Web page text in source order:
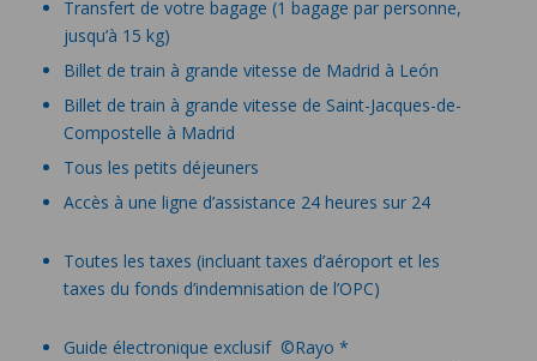
Transfert de votre bagage (1 bagage par personne,
jusqu’à 15 kg)
Billet de train à grande vitesse de Madrid à León
Billet de train à grande vitesse de Saint-Jacques-de-
Compostelle à Madrid
Tous les petits déjeuners
Accès à une ligne d’assistance 24 heures sur 24
Toutes les taxes (incluant taxes d’aéroport et les
taxes du fonds d’indemnisation de l’OPC)
Guide électronique exclusif ©Rayo *